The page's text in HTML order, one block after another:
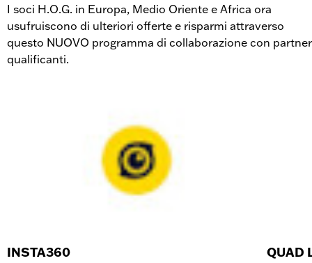
I soci H.O.G. in Europa, Medio Oriente e Africa ora
usufruiscono di ulteriori offerte e risparmi attraverso
questo NUOVO programma di collaborazione con partner
qualificanti.
INSTA360 QUAD